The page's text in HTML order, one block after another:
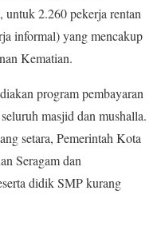
untuk 2.260 pekerja rentan
informal) yang mencakup
Kematian.
program pembayaran
masjid dan mushalla.
setara, Pemerintah Kota
Seragam dan
didik SMP kurang